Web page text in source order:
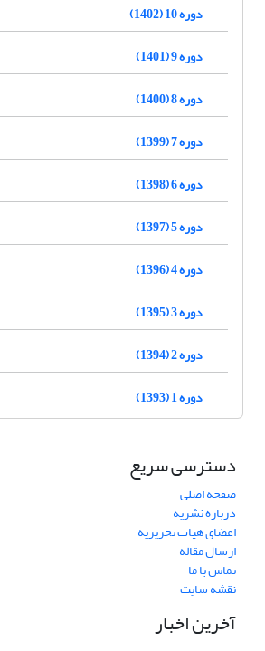
دوره 10 (1402)
دوره 9 (1401)
دوره 8 (1400)
دوره 7 (1399)
دوره 6 (1398)
دوره 5 (1397)
دوره 4 (1396)
دوره 3 (1395)
دوره 2 (1394)
دوره 1 (1393)
دسترسی سریع
صفحه اصلی
درباره نشریه
اعضای هیات تحریریه
ارسال مقاله
تماس با ما
نقشه سایت
آخرین اخبار